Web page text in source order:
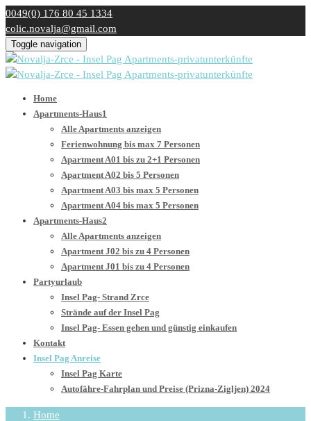
0049(0) 176 80 45 1334
colic.novalja@gmail.com
Toggle navigation
Home
Apartments-Haus1
Alle Apartments anzeigen
Ferienwohnung bis max 7 Personen
Apartment A01 bis zu 2+1 Personen
Apartment A02 bis 5 Personen
Apartment A03 bis max 5 Personen
Apartment A04 bis max 5 Personen
Apartments-Haus2
Alle Apartments anzeigen
Apartment J02 bis zu 4 Personen
Apartment J01 bis zu 4 Personen
Partyurlaub
Insel Pag- Strand Zrce
Strände auf der Insel Pag
Insel Pag- Essen gehen und günstig einkaufen
Kontakt
Insel Pag Anreise
Insel Pag Karte
Autofähre-Fahrplan und Preise (Prizna-Zigljen) 2024
Home